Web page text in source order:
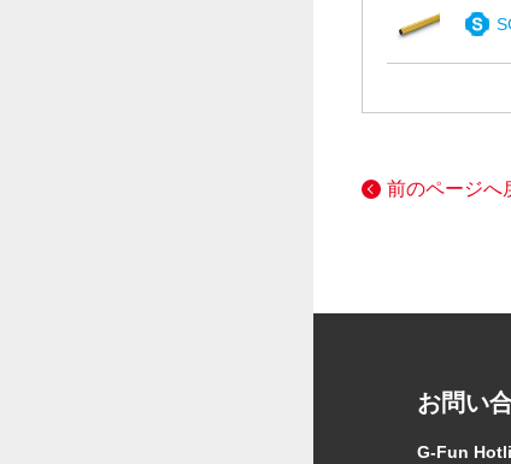
前のページへ
お問い
G-Fun